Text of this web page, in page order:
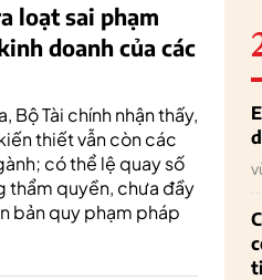
loạt sai phạm
doanh của các
Bộ Tài chính nhận thấy,
thiết vẫn còn các
có thể lệ quay số
thẩm quyền, chưa đầy
bản quy phạm pháp